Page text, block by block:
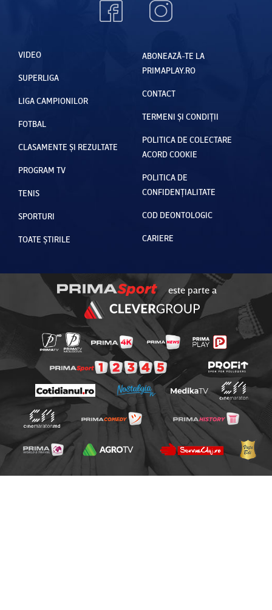
VIDEO
SUPERLIGA
LIGA CAMPIONILOR
FOTBAL
CLASAMENTE ȘI REZULTATE
PROGRAM TV
TENIS
SPORTURI
TOATE ȘTIRILE
ABONEAZĂ-TE LA
PRIMAPLAY.RO
CONTACT
TERMENI ȘI CONDIȚII
POLITICA DE COLECTARE
ACORD COOKIE
POLITICA DE
CONFIDENȚIALITATE
COD DEONTOLOGIC
CARIERE
este parte a